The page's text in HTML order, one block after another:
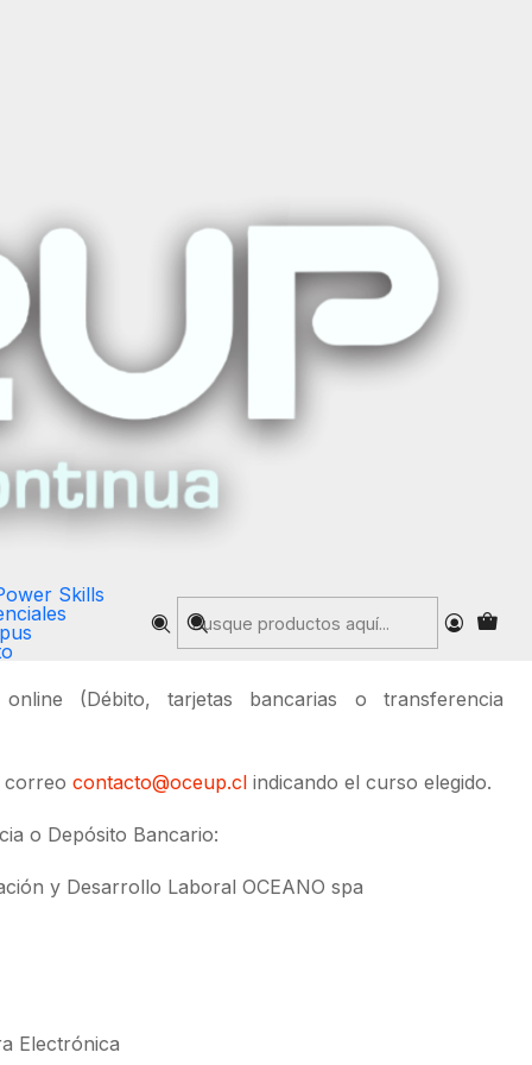
Skills
al carro
haciendo Click AQUÍ
haciendo clickAquí
(Débito, tarjetas bancarias o transferencia
correo contacto@oceup.cl indicando el curso elegido.
o Depósito Bancario:
y Desarrollo Laboral OCEANO spa
Electrónica